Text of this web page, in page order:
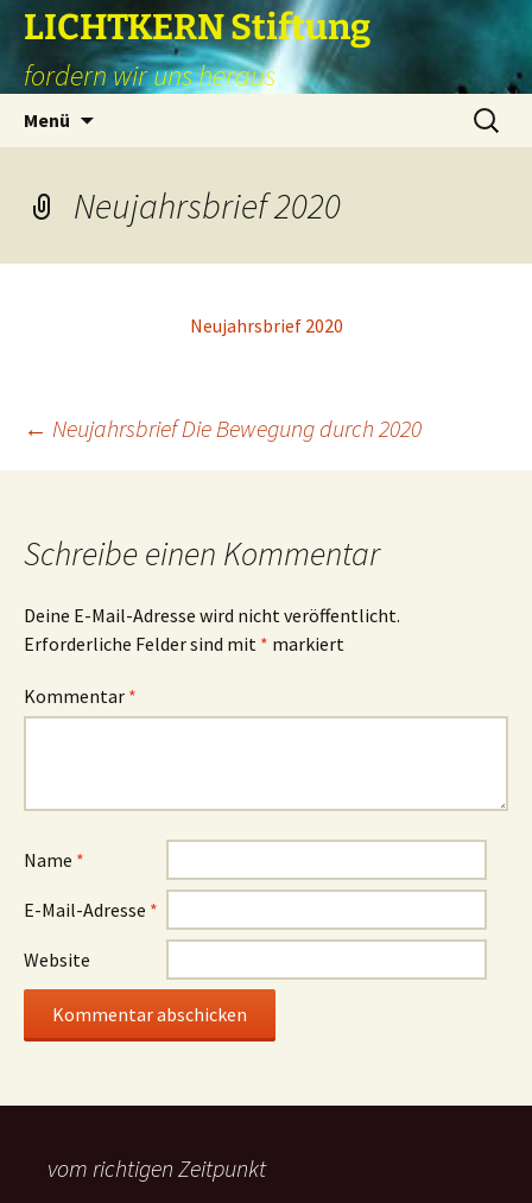
Zum
Inhalt
springen
LICHTKERN Stiftung
fordern wir uns heraus
Menü
Suchen
nach:
Neujahrsbrief 2020
Neujahrsbrief 2020
Beitragsnavigation
← Neujahrsbrief Die Bewegung durch 2020
Schreibe einen Kommentar
Deine E-Mail-Adresse wird nicht veröffentlicht.
Erforderliche Felder sind mit * markiert
Kommentar *
Name *
E-Mail-Adresse *
Website
vom richtigen Zeitpunkt